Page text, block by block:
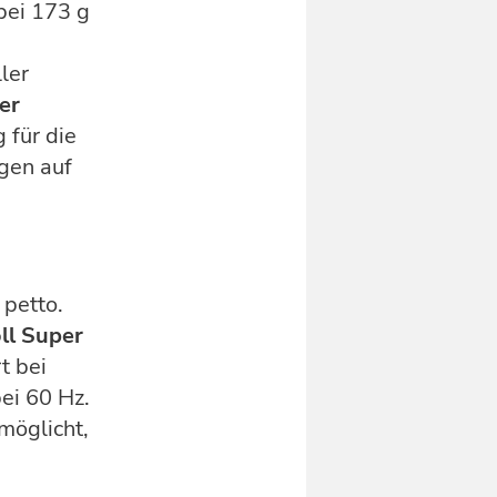
173 g
für die
auf
Super
bei
60 Hz.